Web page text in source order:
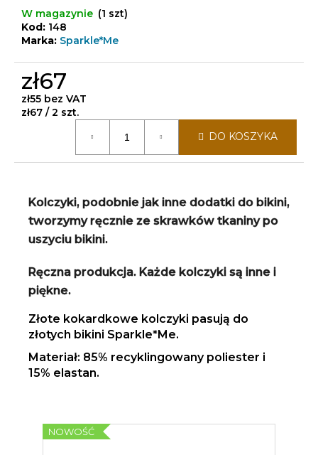
W magazynie (1 szt)
Kod: 148
Marka: Sparkle*Me
zł67
zł55 bez VAT
Cena
zł67 / 2 szt.
DO KOSZYKA
Kolczyki, podobnie jak inne dodatki do bikini,
tworzymy ręcznie ze skrawków tkaniny po
uszyciu bikini.
Ręczna produkcja. Każde kolczyki są inne i
piękne.
Złote kokardkowe kolczyki pasują do
złotych bikini Sparkle*Me.
Materiał: 85% recyklingowany poliester i
15% elastan.
NOWOŚĆ